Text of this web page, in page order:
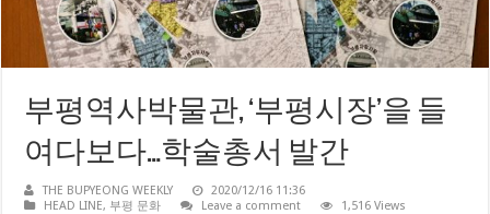
부평역사박물관, ‘부평시장’을 들
여다보다…학술총서 발간
THE BUPYEONG WEEKLY
2020/12/16 11:36
HEAD LINE, 부평 문화 Leave a comment 1,516 Views